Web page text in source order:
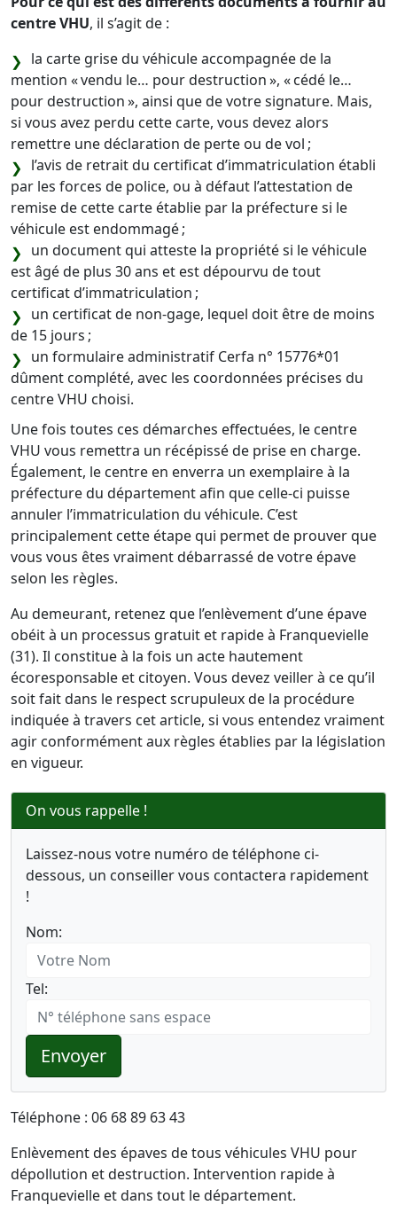
centre VHU, il s’agit de :
la carte grise du véhicule accompagnée de la
mention « vendu le… pour destruction », « cédé le…
pour destruction », ainsi que de votre signature. Mais,
si vous avez perdu cette carte, vous devez alors
remettre une déclaration de perte ou de vol ;
l’avis de retrait du certificat d’immatriculation établi
par les forces de police, ou à défaut l’attestation de
remise de cette carte établie par la préfecture si le
véhicule est endommagé ;
un document qui atteste la propriété si le véhicule
est âgé de plus 30 ans et est dépourvu de tout
certificat d’immatriculation ;
un certificat de non-gage, lequel doit être de moins
de 15 jours ;
un formulaire administratif Cerfa n° 15776*01
dûment complété, avec les coordonnées précises du
centre VHU choisi.
Une fois toutes ces démarches effectuées, le centre
VHU vous remettra un récépissé de prise en charge.
Également, le centre en enverra un exemplaire à la
préfecture du département afin que celle-ci puisse
annuler l’immatriculation du véhicule. C’est
principalement cette étape qui permet de prouver que
vous vous êtes vraiment débarrassé de votre épave
selon les règles.
Au demeurant, retenez que l’enlèvement d’une épave
obéit à un processus gratuit et rapide à Franquevielle
(31). Il constitue à la fois un acte hautement
écoresponsable et citoyen. Vous devez veiller à ce qu’il
soit fait dans le respect scrupuleux de la procédure
indiquée à travers cet article, si vous entendez vraiment
agir conformément aux règles établies par la législation
en vigueur.
On vous rappelle !
Laissez-nous votre numéro de téléphone ci-
dessous, un conseiller vous contactera rapidement
!
Nom:
Tel:
Envoyer
Téléphone : 06 68 89 63 43
Enlèvement des épaves de tous véhicules VHU pour
dépollution et destruction. Intervention rapide à
Franquevielle et dans tout le département.